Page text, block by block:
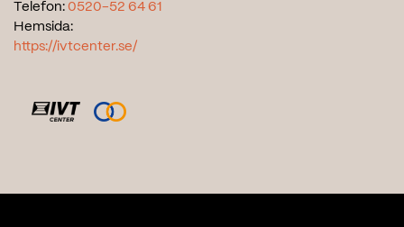
Telefon: 0520-52 64 61
Hemsida:
https://ivtcenter.se/